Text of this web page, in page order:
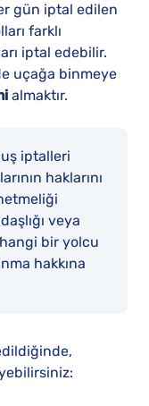
gün iptal edilen
farklı
iptal edebilir.
uçağa binmeye
almaktır.
iptalleri
haklarını
veya
bir yolcu
hakkına